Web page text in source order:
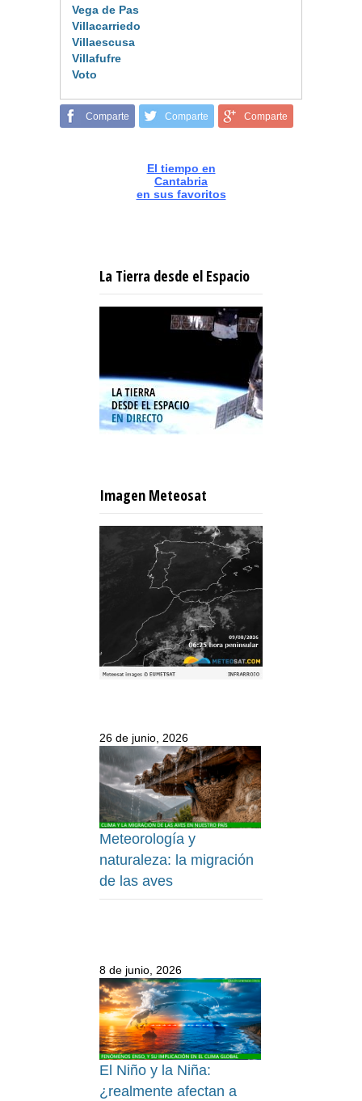
Vega de Pas
Villacarriedo
Villaescusa
Villafufre
Voto
Comparte Comparte Comparte
El tiempo en
Cantabria
en sus favoritos
La Tierra desde el Espacio
Imagen Meteosat
26 de junio, 2026
Meteorología y
naturaleza: la migración
de las aves
8 de junio, 2026
El Niño y la Niña:
¿realmente afectan a